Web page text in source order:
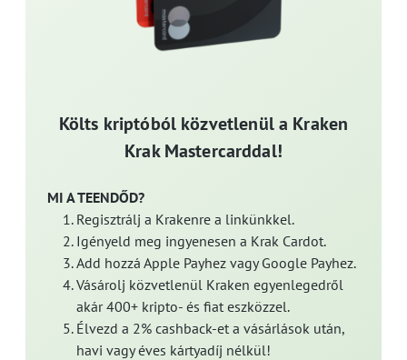
Költs kriptóból közvetlenül a Kraken
Krak Mastercarddal!
MI A TEENDŐD?
Regisztrálj a Krakenre a linkünkkel.
Igényeld meg ingyenesen a Krak Cardot.
Add hozzá Apple Payhez vagy Google Payhez.
Vásárolj közvetlenül Kraken egyenlegedről
akár 400+ kripto- és fiat eszközzel.
Élvezd a 2% cashback-et a vásárlások után,
havi vagy éves kártyadíj nélkül!